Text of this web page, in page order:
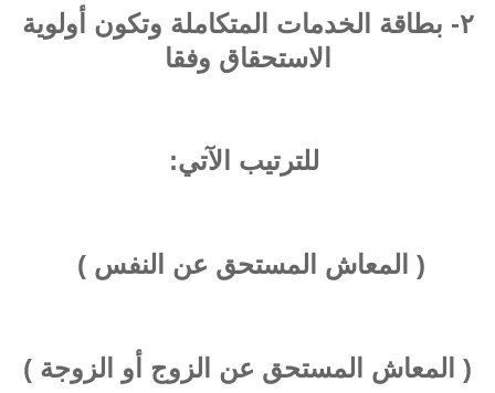
٢- بطاقة الخدمات المتكاملة وتكون أولوية
الاستحقاق وفقا
للترتيب الآتي:
( المعاش المستحق عن النفس )
( المعاش المستحق عن الزوج أو الزوجة )